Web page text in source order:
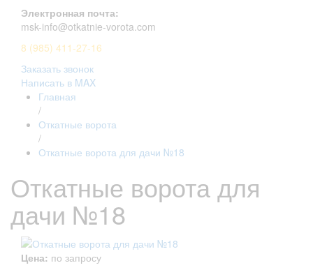
Электронная почта:
msk-info@otkatnie-vorota.com
8 (985) 411-27-16
Заказать звонок
Написать в MAX
Главная
/
Откатные ворота
/
Откатные ворота для дачи №18
Откатные ворота для
дачи №18
Цена: по запросу